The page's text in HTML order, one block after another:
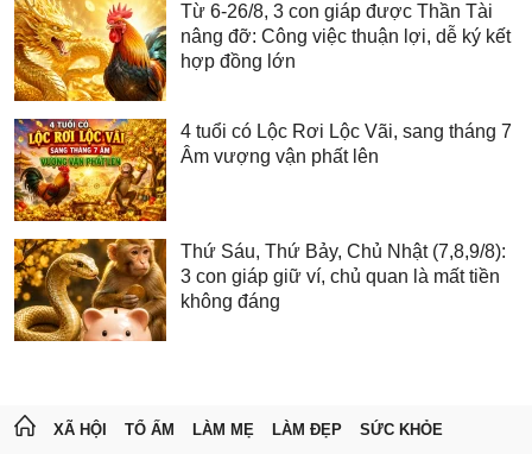
Từ 6-26/8, 3 con giáp được Thần Tài
nâng đỡ: Công việc thuận lợi, dễ ký kết
hợp đồng lớn
4 tuổi có Lộc Rơi Lộc Vãi, sang tháng 7
Âm vượng vận phất lên
Thứ Sáu, Thứ Bảy, Chủ Nhật (7,8,9/8):
3 con giáp giữ ví, chủ quan là mất tiền
không đáng
XÃ HỘI TỔ ẤM LÀM MẸ LÀM ĐẸP SỨC KHỎE